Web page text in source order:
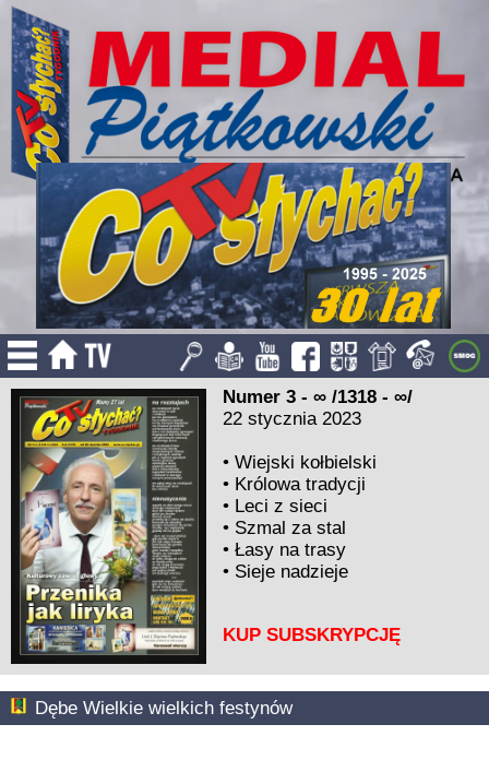
Numer 3 - ∞ /1318 - ∞/
22 stycznia 2023
•Wiejski kołbielski
• Królowa tradycji
• Leci z sieci
• Szmal za stal
•Łasy na trasy
• Sieje nadzieje
KUP SUBSKRYPCJĘ
Dębe Wielkie wielkich festynów